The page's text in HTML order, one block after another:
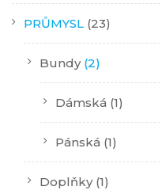
PRŮMYSL (23)
Bundy (2)
Dámská (1)
Pánská (1)
Doplňky (1)